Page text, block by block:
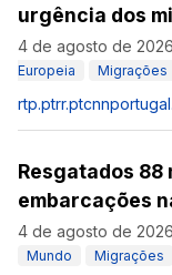
urgência dos
4 de agosto de
Europeia
Migrações
rtp.ptrr.pt
Resgatados
embarcações
4 de agosto de
Mundo Migrações